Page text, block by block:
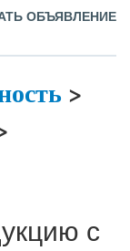
ОБЪЯВЛЕНИЕ
>
с